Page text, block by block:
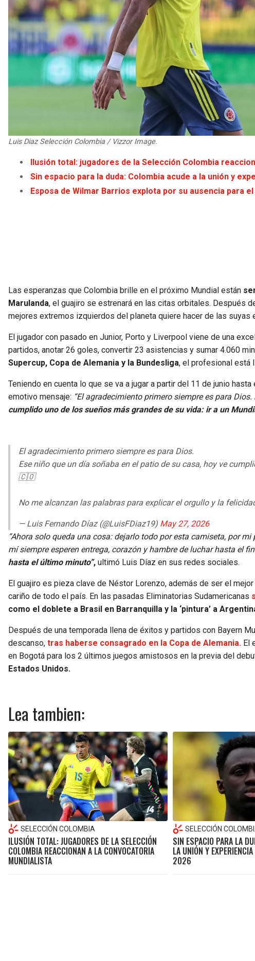
Luis Diaz Selección Colombia / Vizzor Image.
Ilusión total: jugadores de la Selección Colombia
Sin espacio para la duda: Colombia acude a la unión y
Esposa de Wilmar Barrios explota por su ausencia para
Las esperanzas que Colombia brille en el próximo Mundial están
Marulanda, el guajiro se estrenará en las citas orbitales. Después
mejores extremos izquierdos del planeta quiere hacer de las suyas
El jugador con pasado en Junior, Porto y Liverpool viene de una
partidos, anotar 26 goles, convertir 23 asistencias y sumar 4.060
Supercup, Copa de Alemania y la Bundesliga, el profesional está
Teniendo en cuenta lo que se va a jugar a partir del 11 de junio
emotivo mensaje: “El agradecimiento primero siempre es para Dios.
cumplido uno de los sueños más grandes de su vida: ir a un
El agradecimiento primero siempre es para Dios.
Ese niño que un día soñaba en el patio de su casa, hoy ve
🇨🇴
No me alcanzan las palabras para explicar el orgullo y la
— Luis Fernando Díaz (@LuisFDiaz19) May 27, 2026
“Ahora solo queda una cosa: dejarlo todo por esta camiseta, por
mí siempre esperen entrega, corazón y hambre de luchar hasta el
hasta el último minuto”, ultimó Luis Díaz en sus redes sociales.
El guajiro es pieza clave de Néstor Lorenzo, además de ser el
cariño de todo el país. En las pasadas Eliminatorias Sudamericanas
como el doblete a Brasil en Barranquilla y la ‘pintura’ a
Después de una temporada llena de éxitos y partidos con Bayern
descanso, tras haberse consagrado en la Copa de Alemania. El
en Bogotá para los 2 últimos juegos amistosos en la previa del
Estados Unidos.
Lea tambien:
SELECCIÓN COLOMBIA
ILUSIÓN TOTAL: JUGADORES DE LA SELECCIÓN
COLOMBIA REACCIONAN A LA CONVOCATORIA
MUNDIALISTA
SELECCIÓN
SIN ESPACIO PARA LA
LA UNIÓN Y
2026